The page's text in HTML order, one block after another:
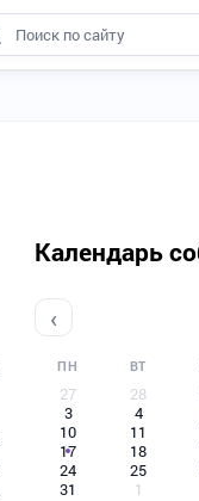
Календарь
‹
ПН ВТ
27 28
3
4
10
11
17
18
24
25
31
1